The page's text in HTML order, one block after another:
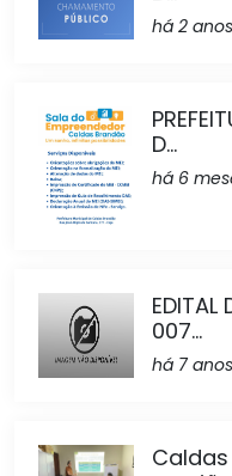
há 2 anos
D...
há 6
EDITAL
007...
há 7 anos